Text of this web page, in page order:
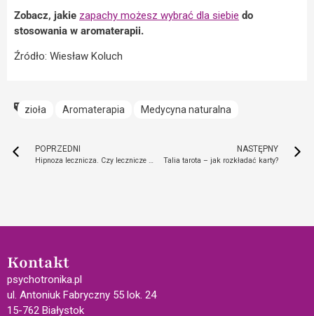
Zobacz, jakie zapachy możesz wybrać dla siebie do
stosowania w aromaterapii.
Źródło: Wiesław Koluch
zioła Aromaterapia Medycyna naturalna
POPRZEDNI
Hipnoza lecznicza. Czy lecznicze sugestie pomagają?
NASTĘPNY
Talia tarota – jak rozkładać karty?
Kontakt
psychotronika.pl
ul. Antoniuk Fabryczny 55 lok. 24
15-762 Białystok